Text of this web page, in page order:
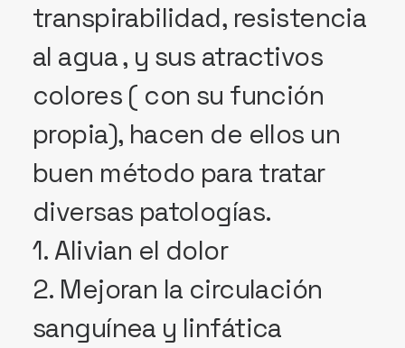
transpirabilidad, resistencia
al agua , y sus atractivos
colores ( con su función
propia), hacen de ellos un
buen método para tratar
diversas patologías.
1. Alivian el dolor
2. Mejoran la circulación
sanguínea y linfática